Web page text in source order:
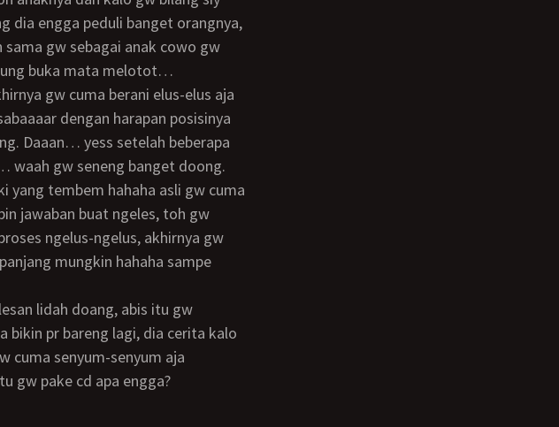
dia engga peduli banget orangnya,
gw sebagai anak cowo gw
buka mata melotot…
dengan harapan posisinya
Daaan… yess setelah beberapa
waah gw seneng banget doong.
jawaban buat ngeles, toh gw
ngelus-ngelus, akhirnya gw
mungkin hahaha sampe
bikin pr bareng lagi, dia cerita kalo
cuma senyum-senyum aja
gw pake cd apa engga?